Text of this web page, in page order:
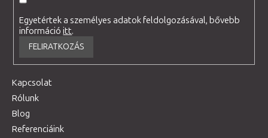
Egyetértek a személyes adatok feldolgozásával, bővebb
információitt.
FELIRATKOZÁS
Kapcsolat
Rólunk
Blog
Referenciáink